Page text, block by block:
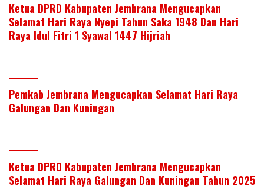
Ketua DPRD Kabupaten Jembrana Mengucapkan
Selamat Hari Raya Nyepi Tahun Saka 1948 Dan Hari
Raya Idul Fitri 1 Syawal 1447 Hijriah
Pemkab Jembrana Mengucapkan Selamat Hari Raya
Galungan Dan Kuningan
Ketua DPRD Kabupaten Jembrana Mengucapkan
Selamat Hari Raya Galungan Dan Kuningan Tahun 2025